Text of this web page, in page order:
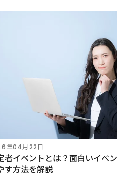
年04月22日
者イベントとは？面白いイベ
す方法を解説